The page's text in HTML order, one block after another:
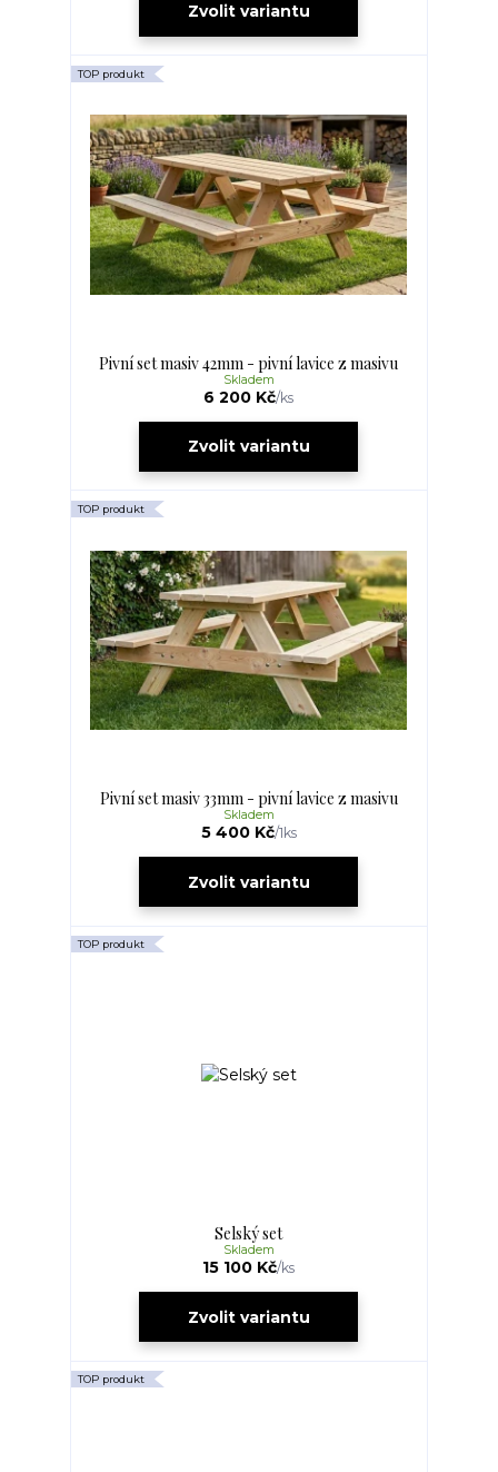
Zvolit variantu
TOP produkt
Pivní set masiv 42mm - pivní lavice z masivu
6 200 Kč/ks
Skladem
Zvolit variantu
TOP produkt
Pivní set masiv 33mm - pivní lavice z masivu
5 400 Kč/1ks
Skladem
Zvolit variantu
TOP produkt
Selský set
15 100 Kč/ks
Skladem
Zvolit variantu
TOP produkt